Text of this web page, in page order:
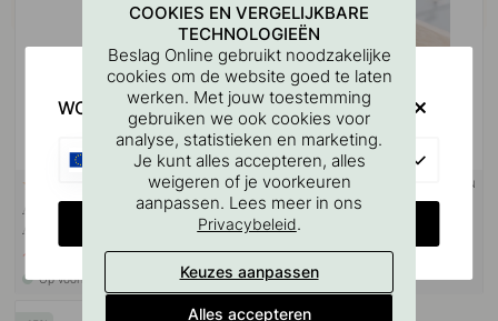
PAST BIJ BASE
Afwasmiddel Five Oceans -
Amber & Wildflower 500ml
13.94 € 16.40 €
Op voorraad
2 + MATEN
Lademat - Hazelnoot
30.60 €
Op voorraad
COOKIES EN VERGELIJKBARE
TECHNOLOGIEËN
Beslag Online gebruikt noodzakelijke
cookies om de website goed te laten
werken. Met jouw toestemming
gebruiken we ook cookies voor
analyse, statistieken en marketing.
Je kunt alles accepteren, alles
weigeren of je voorkeuren
aanpassen. Lees meer in ons
Privacybeleid.
Keuzes aanpassen
Alles accepteren
WOULD YOU RATHER VISIT?
CHANGE COUNTRY